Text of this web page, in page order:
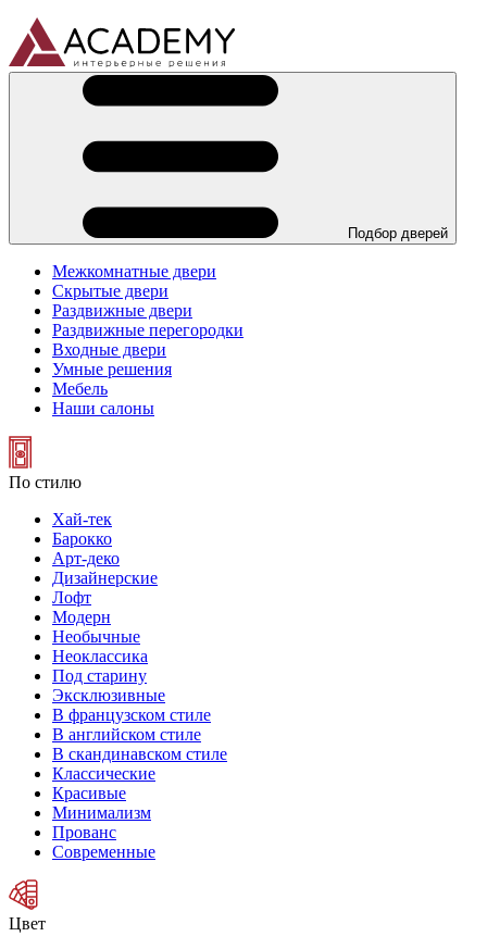
Подбор дверей
Межкомнатные двери
Скрытые двери
Раздвижные двери
Раздвижные перегородки
Входные двери
Умные решения
Мебель
Наши салоны
По стилю
Хай-тек
Барокко
Арт-деко
Дизайнерские
Лофт
Модерн
Необычные
Неоклассика
Под старину
Эксклюзивные
В французском стиле
В английском стиле
В скандинавском стиле
Классические
Красивые
Минимализм
Прованс
Современные
Цвет